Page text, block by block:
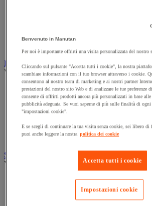
Spazzatrice
Prodotti per la pulizia
Vedi tutte le categorie
Deodorante
Detergenti per pavimenti e superfici
Detersivi e prodotti per biancheria
Prodotti per stoviglie
Prodotto di manutenzione per sanitari
Sanitari, doccia e bagno
Vedi tutte le categorie
Accessori per docce
Attrezzature da bagno
Benvenuto in Manutan
Per noi è importante offrirti una visita personalizzata del nostro
Cliccando sul pulsante "Accetta tutti i cookie", la nostra
scambiare informazioni con il tuo browser attraverso i cookie.
consentono al nostro team di marketing e ai nostri partner
prestazioni del nostro sito Web e di analizzare le tue preferenze
consente di offrirti prodotti ancora più personalizzati in base alle
pubblicità adeguata. Se vuoi saperne di più sulle finalità di
"impostazioni cookie".
E se scegli di continuare la tua visita senza cookie, sei libero di
puoi anche leggere la nostra politica dei cookie
Accetta tutti i cookie
Impostazioni cookie